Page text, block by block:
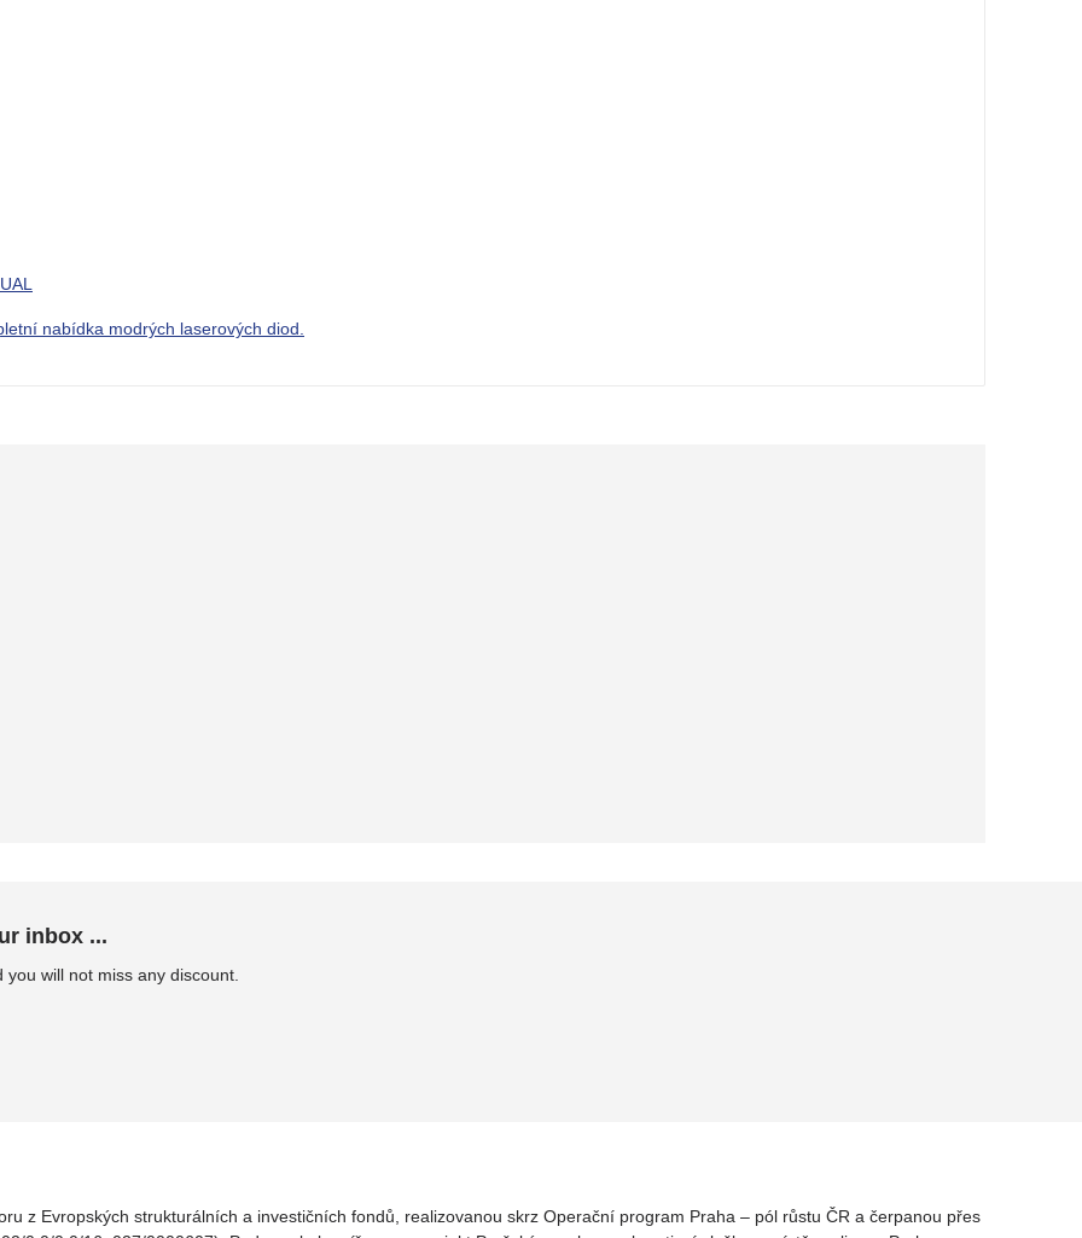
nabídka modrých laserových diod.
inbox ...
will not miss any discount.
z Evropských strukturálních a investičních fondů, realizovanou skrz Operační program Praha – pól růstu ČR a čerpanou přes